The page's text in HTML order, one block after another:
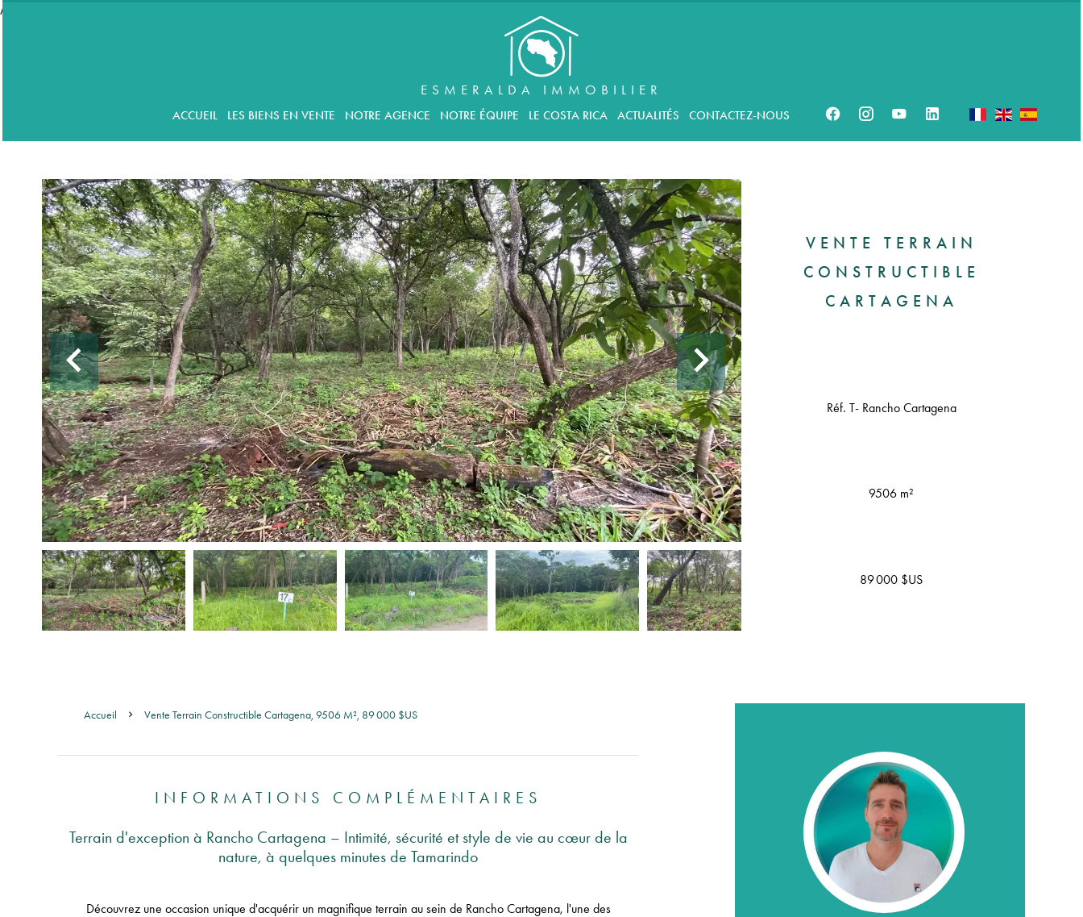
//accordeon
ESMERALDA IMMOBILIER
ACCUEIL LES BIENS EN VENTE NOTRE AGENCE NOTRE ÉQUIPE LE COSTA RICA ACTUALITÉS CONTACTEZ-NOUS
VENTE TERRAIN
CONSTRUCTIBLE
CARTAGENA
Réf. T- Rancho Cartagena
9506 m²
89 000 $US
Accueil Vente Terrain Constructible Cartagena, 9506 M², 89 000 $US
INFORMATIONS COMPLÉMENTAIRES
Terrain d'exception à Rancho Cartagena – Intimité, sécurité et style de vie au cœur de la
nature, à quelques minutes de Tamarindo
Découvrez une occasion unique d'acquérir un magnifique terrain au sein de Rancho Cartagena, l'une des